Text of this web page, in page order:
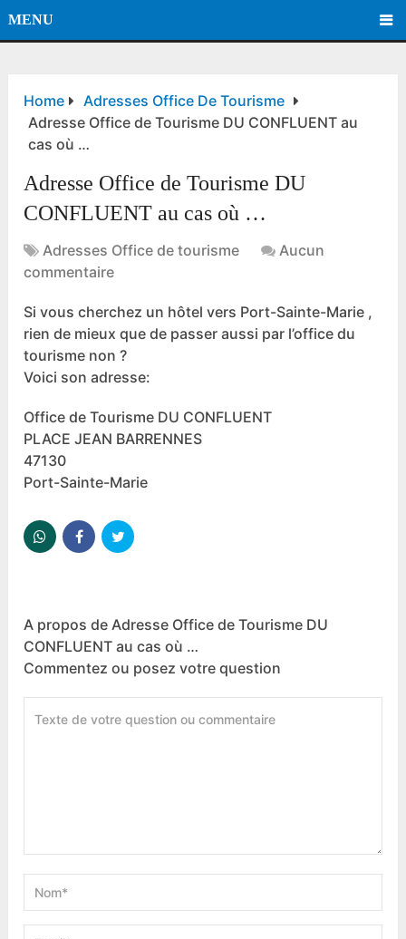
MENU
Home
Adresses Office De Tourisme
Adresse Office de Tourisme DU CONFLUENT au
cas où …
Adresse Office de Tourisme DU
CONFLUENT au cas où …
Adresses Office de tourisme
Aucun
commentaire
Si vous cherchez un hôtel vers Port-Sainte-Marie ,
rien de mieux que de passer aussi par l’office du
tourisme non ?
Voici son adresse:
Office de Tourisme DU CONFLUENT
PLACE JEAN BARRENNES
47130
Port-Sainte-Marie
A propos de Adresse Office de Tourisme DU
CONFLUENT au cas où …
Commentez ou posez votre question